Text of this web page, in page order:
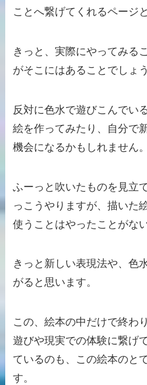
ことへ繋げてくれるページ
きっと、実際にやってみる
がそこにはあることでしょう
反対に色水で遊びこんでい
絵を作ってみたり、自分で
機会になるかもしれません。
ふーっと吹いたものを見立
っこうやりますが、描いた
使うことはやったことがな
きっと新しい表現法や、色
がると思います。
この、絵本の中だけで終わ
遊びや現実での体験に繋げ
ているのも、この絵本のと
す。